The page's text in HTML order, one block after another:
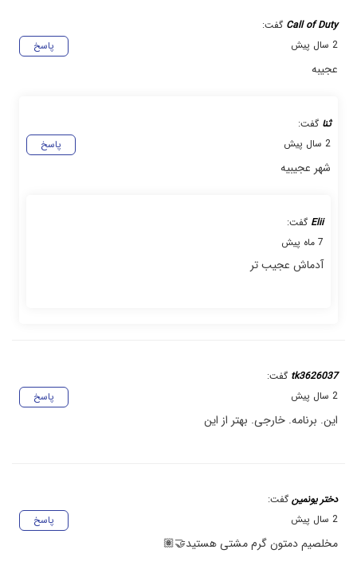
Call of Duty گفت:
پاسخ
2 سال پیش
عجیبه
ثنا گفت:
پاسخ
2 سال پیش
شهر عجیبیه
Elii گفت:
7 ماه پیش
آدماش عجیب تر
tk3626037 گفت:
پاسخ
2 سال پیش
این. برنامه. خارجی. بهتر از این
دختر یونمین گفت:
پاسخ
2 سال پیش
مخلصیم دمتون گرم مشتی هستید🤝🏽